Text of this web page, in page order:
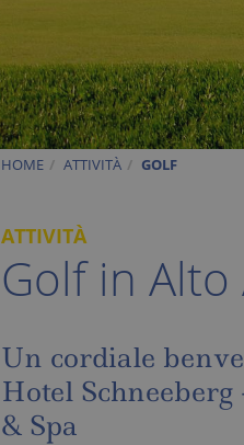
HOME ATTIVITÀ GOLF
ATTIVITÀ
Golf in Alto
Un cordiale
Hotel
& Spa